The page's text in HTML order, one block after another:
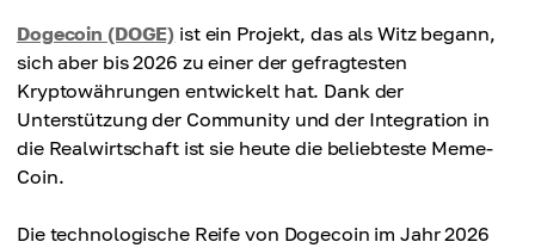
Dogecoin (DOGE) ist ein Projekt, das als Witz begann,
sich aber bis 2026 zu einer der gefragtesten
Kryptowährungen entwickelt hat. Dank der
Unterstützung der Community und der Integration in
die Realwirtschaft ist sie heute die beliebteste Meme-
Coin.
Die technologische Reife von Dogecoin im Jahr 2026